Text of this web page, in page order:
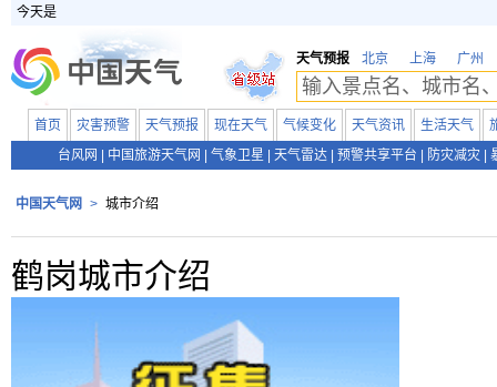
今天是
天气预报 北京 上海 广州
首页 灾害预警 天气预报 现在天气 气候变化 天气资讯 生活天气
台风网
中国旅游天气网 气象卫星 天气雷达 预警共享平台 防灾减灾
中国天气网 > 城市介绍
鹤岗城市介绍